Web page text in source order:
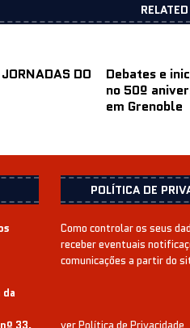
DO
Debates e
no 50º
em Grenoble
POLÍTICA DE
Como controlar os seus
receber eventuais
comunicações a partir do